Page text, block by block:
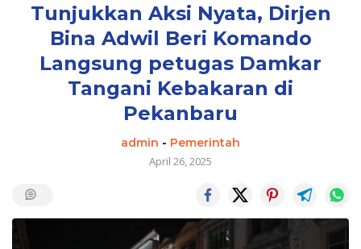
Tunjukkan Aksi Nyata, Dirjen
Bina Adwil Beri Komando
Langsung petugas Damkar
Tangani Kebakaran di
Pekanbaru
admin - Pemerintah
April 26, 2025